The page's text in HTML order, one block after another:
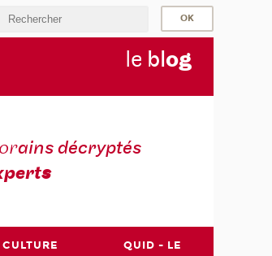
le blog
ains décryptés
s
CULTURE
QUID - LE